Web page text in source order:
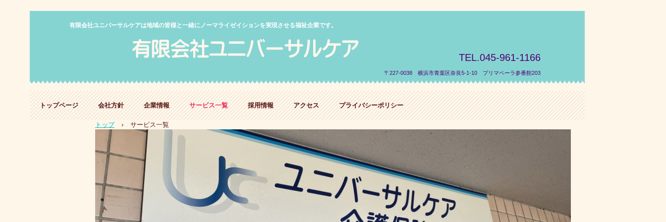
有限会社ユニバーサルケアは地域の皆様と一緒にノーマライゼイションを実現させる福祉企業です。
TEL.045-961-1166
〒227-0038 横浜市青葉区奈良5-1-10 プリマベーラ参番館203
トップページ 会社方針 企業情報 サービス一覧 採用情報 アクセス プライバシーポリシー
トップ › サービス一覧